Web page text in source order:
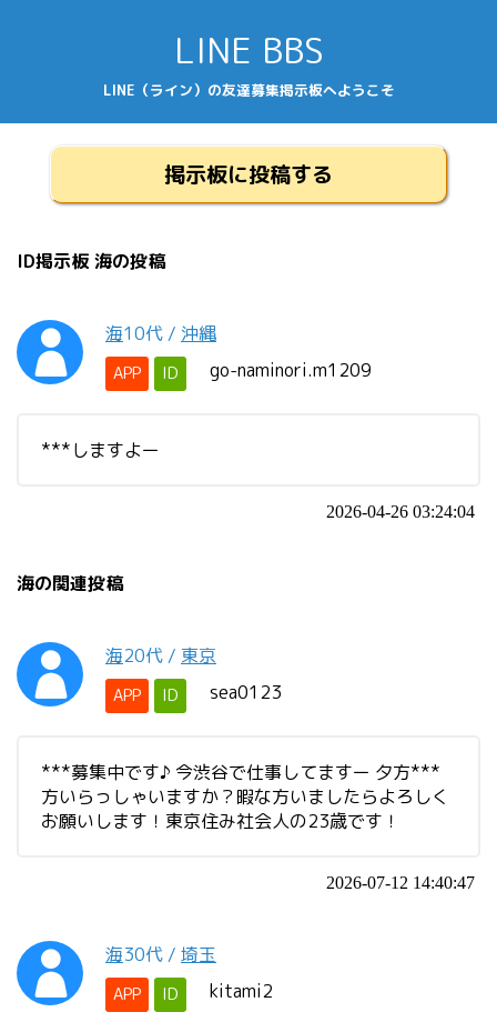
LINE BBS
LINE（ライン）の友達募集掲示板へようこそ
掲示板に投稿する
ID掲示板 海の投稿
海10代 / 沖縄
APP ID go-naminori.m1209
***しますよー
2026-04-26 03:24:04
海の関連投稿
海20代 / 東京
APP ID sea0123
***募集中です♪ 今渋谷で仕事してますー 夕方***
方いらっしゃいますか？暇な方いましたらよろしく
お願いします！東京住み社会人の23歳です！
2026-07-12 14:40:47
海30代 / 埼玉
APP ID kitami2